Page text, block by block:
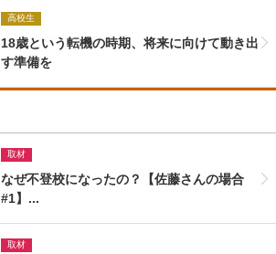
高校生
18歳という転機の時期、将来に向けて動き出
す準備を
取材
なぜ不登校になったの？【佐藤さんの場合
#1】...
取材